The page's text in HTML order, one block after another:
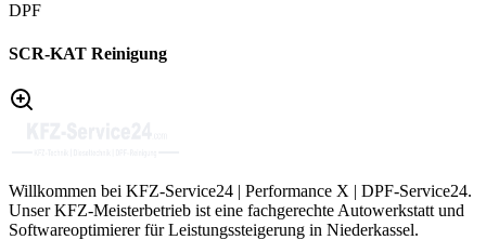
DPF
SCR-KAT Reinigung
Willkommen bei KFZ-Service24 | Performance X | DPF-Service24.
Unser KFZ-Meisterbetrieb ist eine fachgerechte Autowerkstatt und
Softwareoptimierer für Leistungssteigerung in Niederkassel.